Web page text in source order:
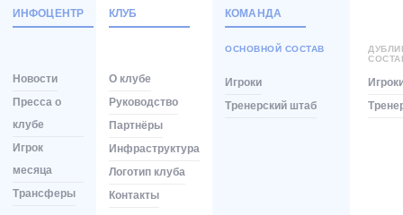
ИНФОЦЕНТР
Новости
Пресса о
клубе
Игрок
месяца
Трансферы
КЛУБ
О клубе
Руководство
Партнёры
Инфраструктура
Логотип клуба
Контакты
КОМАНДА
ОСНОВНОЙ СОСТАВ
Игроки
Тренерский штаб